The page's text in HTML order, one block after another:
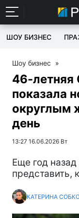
ШОУ БИЗНЕС
Шоу бизнес »
46-летняя
показала
округлым
день
13:27 16.06.2026 Вт
Еще год
представить,
КАТЕРИНА